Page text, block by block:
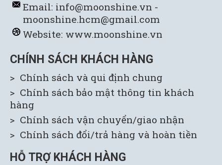
Email: info@moonshine.vn -
moonshine.hcm@gmail.com
Website: www.moonshine.vn
CHÍNH SÁCH KHÁCH HÀNG
> Chính sách và qui định chung
> Chính sách bảo mật thông tin khách
hàng
> Chính sách vận chuyển/giao nhận
> Chính sách đổi/trả hàng và hoàn tiền
HỖ TRỢ KHÁCH HÀNG